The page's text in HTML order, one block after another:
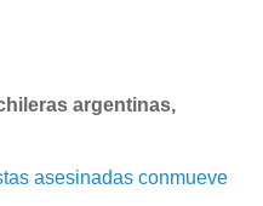
argentinas,
asesinadas conmueve